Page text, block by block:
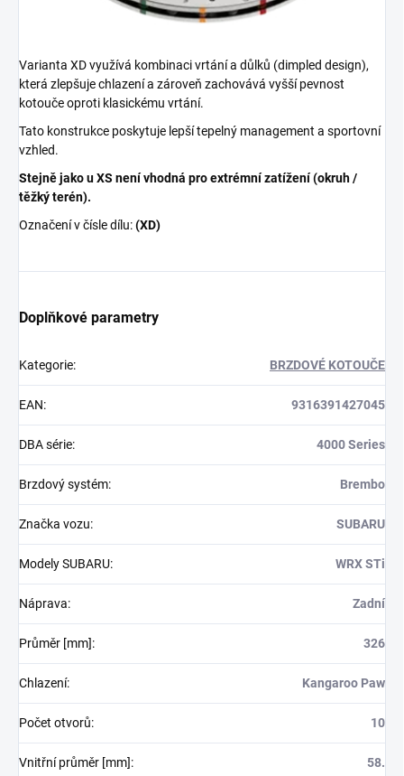
Varianta XD využívá kombinaci vrtání a důlků (dimpled design),
která zlepšuje chlazení a zároveň zachovává vyšší pevnost
kotouče oproti klasickému vrtání.
Tato konstrukce poskytuje lepší tepelný management a sportovní
vzhled.
Stejně jako u XS není vhodná pro extrémní zatížení (okruh /
těžký terén).
Označení v čísle dílu:(XD)
Doplňkové parametry
Kategorie: BRZDOVÉ KOTOUČE
EAN: 9316391427045
DBA série: 4000 Series
Brzdový systém: Brembo
Značka vozu: SUBARU
Modely SUBARU: WRX STi
Náprava: Zadní
Průměr [mm]: 326
Chlazení: Kangaroo Paw
Počet otvorů: 10
Vnitřní průměr [mm]: 58.